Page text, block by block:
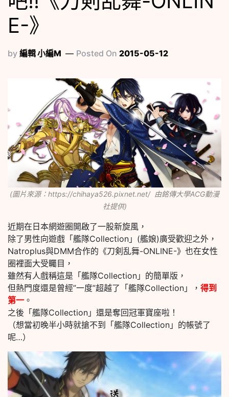
E-》
by 編輯 小編M Posted On 2015-05-12
(圖片來源：https://chihaya526.pixnet.net/ 由銘傳大學ACG動漫
社提供)
近期在日本網遊圈開啟了一股新旋風，
除了男性向遊戲「艦隊Collection」(艦娘)廣受歡迎之外，
Natroplus與DMM合作的《刀剣乱舞-ONLINE-》也在女性
圈裡面大受矚目，
雖然有人戲稱這是「艦隊Collection」的簡單版，
但熱門度還是曾經”一度”超越了「艦隊Collection」， 得到
第一 。
之後「艦隊Collection」還是奪回冠軍寶座啦！
（想當初晚半小時就搶不到「艦隊Collection」的帳號了
呢…）